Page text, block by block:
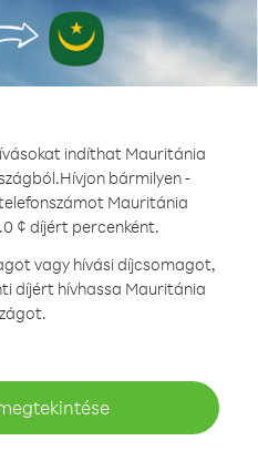
indíthat Mauritánia
Hívjon bármilyen -
Mauritánia
¢ díjért percenként.
vagy hívási díjcsomagot,
díjért hívhassa Mauritánia